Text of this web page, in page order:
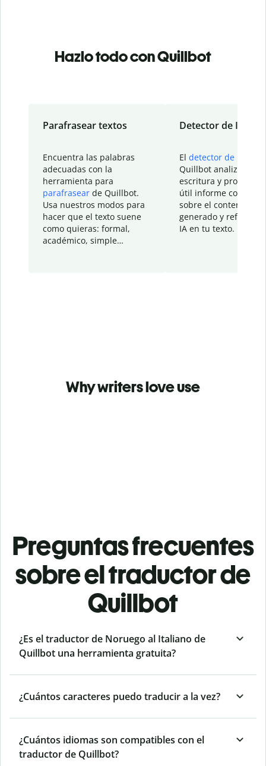
Hazlo todo con Quillbot
Parafrasear textos
Encuentra las palabras
adecuadas con la
herramienta para
parafrasear de Quillbot.
Usa nuestros modos para
hacer que el texto suene
como quieras: formal,
académico, simple…
Detector de IA
El detector de IA
Quillbot analiza tu
escritura y
útil informe con
sobre el contenido
generado y refinado
IA en tu texto.
Why writers love use
Preguntas frecuentes
sobre el traductor de
Quillbot
¿Es el traductor de Noruego al Italiano de
Quillbot una herramienta gratuita?
¿Cuántos caracteres puedo traducir a la vez?
¿Cuántos idiomas son compatibles con el
traductor de Quillbot?